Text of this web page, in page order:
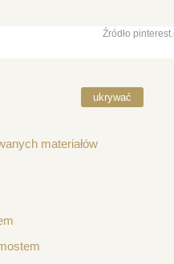
Źródło
ukrywać
materiałów